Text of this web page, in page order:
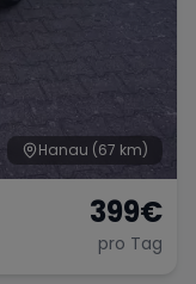
Hanau (67 km)
399€
pro Tag